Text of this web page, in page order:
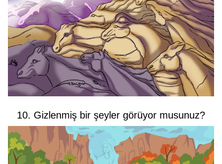
10. Gizlenmiş bir şeyler görüyor musunuz?